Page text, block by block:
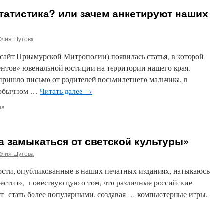
или зачем анкетируют наших
Шутова
Приамурской Митрополии) появилась статья, в которой
ювенальной юстиции на территории нашего края.
письмо от родителей восьмилетнего мальчика, в
… Читать далее →
от светской культуры»
Шутова
опубликованные в наших печатных изданиях, натыкаюсь
повествующую о том, что различные российские
стать более популярными, создавая … компьютерные игры.